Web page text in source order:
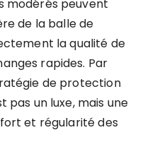
modérés peuvent
de la balle de
la qualité de
rapides. Par
de protection
pas un luxe, mais une
et régularité des